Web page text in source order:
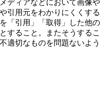
ディアなどにおいて画像や
引用元をわかりにくくする
「引用」「取得」した他の
すること。またそうするこ
適切なものを問題ないよう